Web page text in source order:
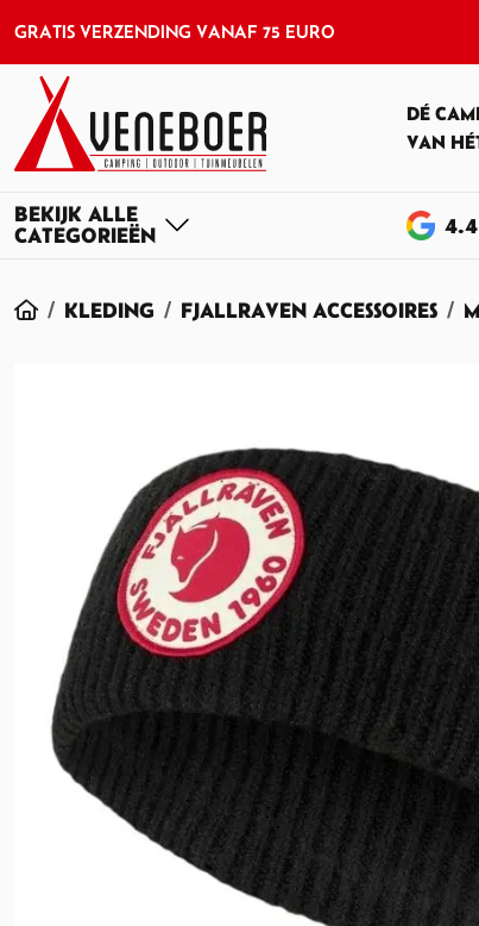
GRATIS VERZENDING VANAF 75 EURO
DÉ
VAN
4.4
HOMEKLEDING FJALLRAVEN ACCESSOIRES